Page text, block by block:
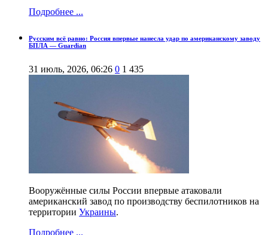
Подробнее ...
Русским всё равно: Россия впервые нанесла удар по американскому заводу
БПЛА — Guardian
31 июль, 2026, 06:26 0 1 435
Вооружённые силы России впервые атаковали
американский завод по производству беспилотников на
территории Украины.
Подробнее ...